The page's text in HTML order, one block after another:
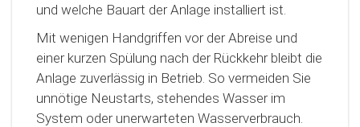
und welche Bauart der Anlage installiert ist.
Mit wenigen Handgriffen vor der Abreise und
einer kurzen Spülung nach der Rückkehr bleibt die
Anlage zuverlässig in Betrieb. So vermeiden Sie
unnötige Neustarts, stehendes Wasser im
System oder unerwarteten Wasserverbrauch.